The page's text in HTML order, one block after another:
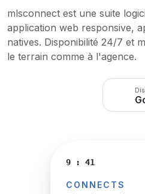
9 : 41
CONNECTS
mlsconnect est une suite
application web responsive,
natives. Disponibilité 24/7 et
le terrain comme à l'agence.